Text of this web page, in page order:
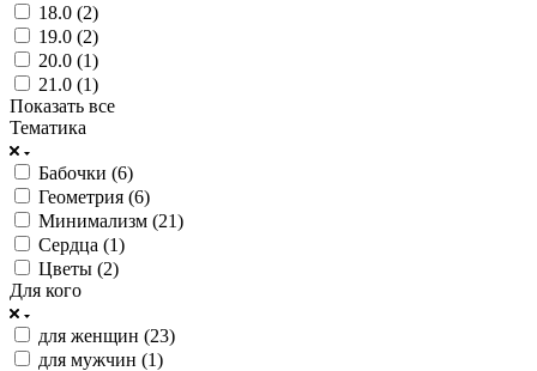
18.0 (2)
19.0 (2)
20.0 (1)
21.0 (1)
Показать все
Тематика
Бабочки (6)
Геометрия (6)
Минимализм (21)
Сердца (1)
Цветы (2)
Для кого
для женщин (23)
для мужчин (1)